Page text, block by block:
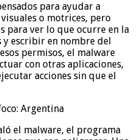
para ayudar a
o motrices, pero
para ver lo que ocurre en la
escribir en nombre del
permisos, el malware
con otras aplicaciones,
acciones sin que el
Argentina
el malware, el programa